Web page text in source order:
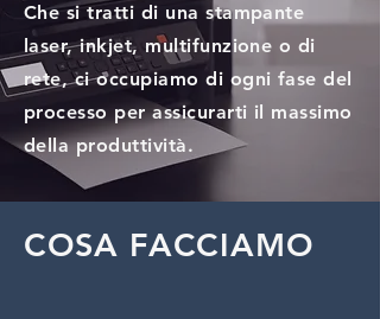
Che si tratti di una stampante
laser, inkjet, multifunzione o di
rete, ci occupiamo di ogni fase del
processo per assicurarti il massimo
della produttività.
COSA FACCIAMO